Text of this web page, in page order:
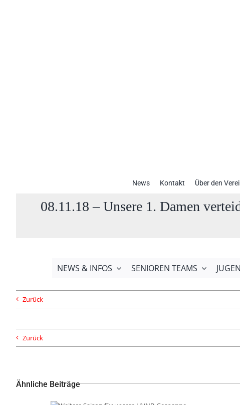
News Kontakt Über den
08.11.18 – Unsere 1. Damen
NEWS & INFOS SENIOREN TEAMS
Zurück
Zurück
Ähnliche Beiträge
Weitere Saison für unsere